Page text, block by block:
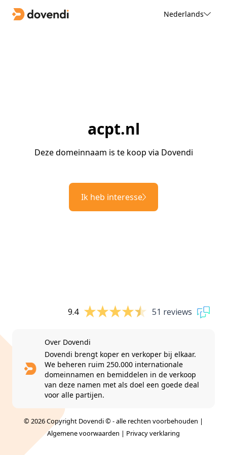
Nederlands
acpt.nl
Deze domeinnaam is te koop via Dovendi
Ik heb interesse
9.4 51 reviews
Over Dovendi
Dovendi brengt koper en verkoper bij elkaar.
We beheren ruim 250.000 internationale
domeinnamen en bemiddelen in de verkoop
van deze namen met als doel een goede deal
voor alle partijen.
© 2026 Copyright Dovendi © - alle rechten voorbehouden |
Algemene voorwaarden | Privacy verklaring